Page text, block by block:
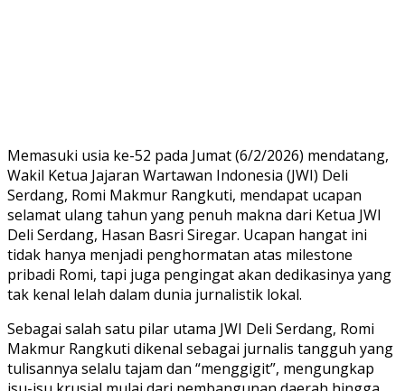
Memasuki usia ke-52 pada Jumat (6/2/2026) mendatang,
Wakil Ketua Jajaran Wartawan Indonesia (JWI) Deli
Serdang, Romi Makmur Rangkuti, mendapat ucapan
selamat ulang tahun yang penuh makna dari Ketua JWI
Deli Serdang, Hasan Basri Siregar. Ucapan hangat ini
tidak hanya menjadi penghormatan atas milestone
pribadi Romi, tapi juga pengingat akan dedikasinya yang
tak kenal lelah dalam dunia jurnalistik lokal.
Sebagai salah satu pilar utama JWI Deli Serdang, Romi
Makmur Rangkuti dikenal sebagai jurnalis tangguh yang
tulisannya selalu tajam dan “menggigit”, mengungkap